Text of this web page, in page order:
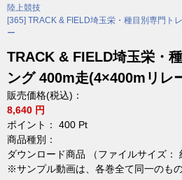
陸上競技
[365] TRACK & FIELD埼玉栄・種目別専門ト
ー
TRACK & FIELD埼玉栄・
ング 400m走(4×400mリレ
販売価格(税込)：
8,640 円
ポイント： 400 Pt
商品種別：
ダウンロード商品 （ファイルサイズ：
※サンプル動画は、各巻全て同一のもの